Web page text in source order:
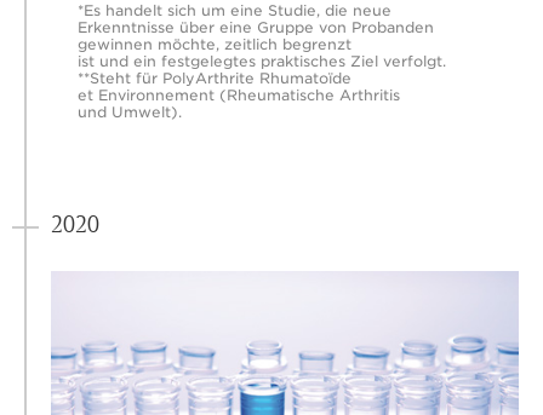
*Es handelt sich um eine Studie, die neue
Erkenntnisse über eine Gruppe von Probanden
gewinnen möchte, zeitlich begrenzt
ist und ein festgelegtes praktisches Ziel verfolgt.
**Steht für PolyArthrite Rhumatoïde
et Environnement (Rheumatische Arthritis
und Umwelt).
2020